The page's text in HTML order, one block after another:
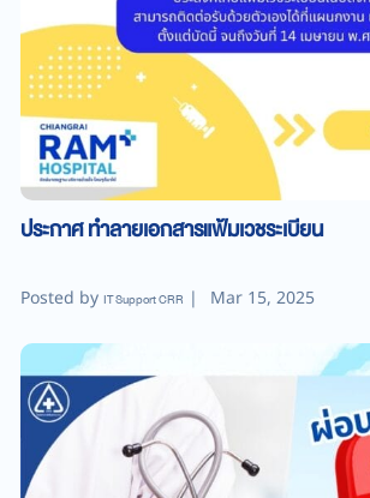
ประกาศ ทำลายเอกสารแฟ้มเวชระเบียน
Posted by IT Support CRR | Mar 15, 2025